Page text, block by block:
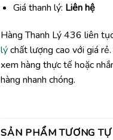
Giá thanh lý: Liên hệ
Hàng Thanh Lý 436 liên
lýchất lượng cao với giá
xem hàng thực tế hoặc
hàng nhanh chóng.
SẢN PHẨM TƯƠNG TỰ